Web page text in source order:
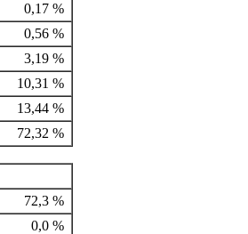
0,17 %
0,56 %
3,19 %
10,31 %
13,44 %
72,32 %
72,3 %
0,0 %